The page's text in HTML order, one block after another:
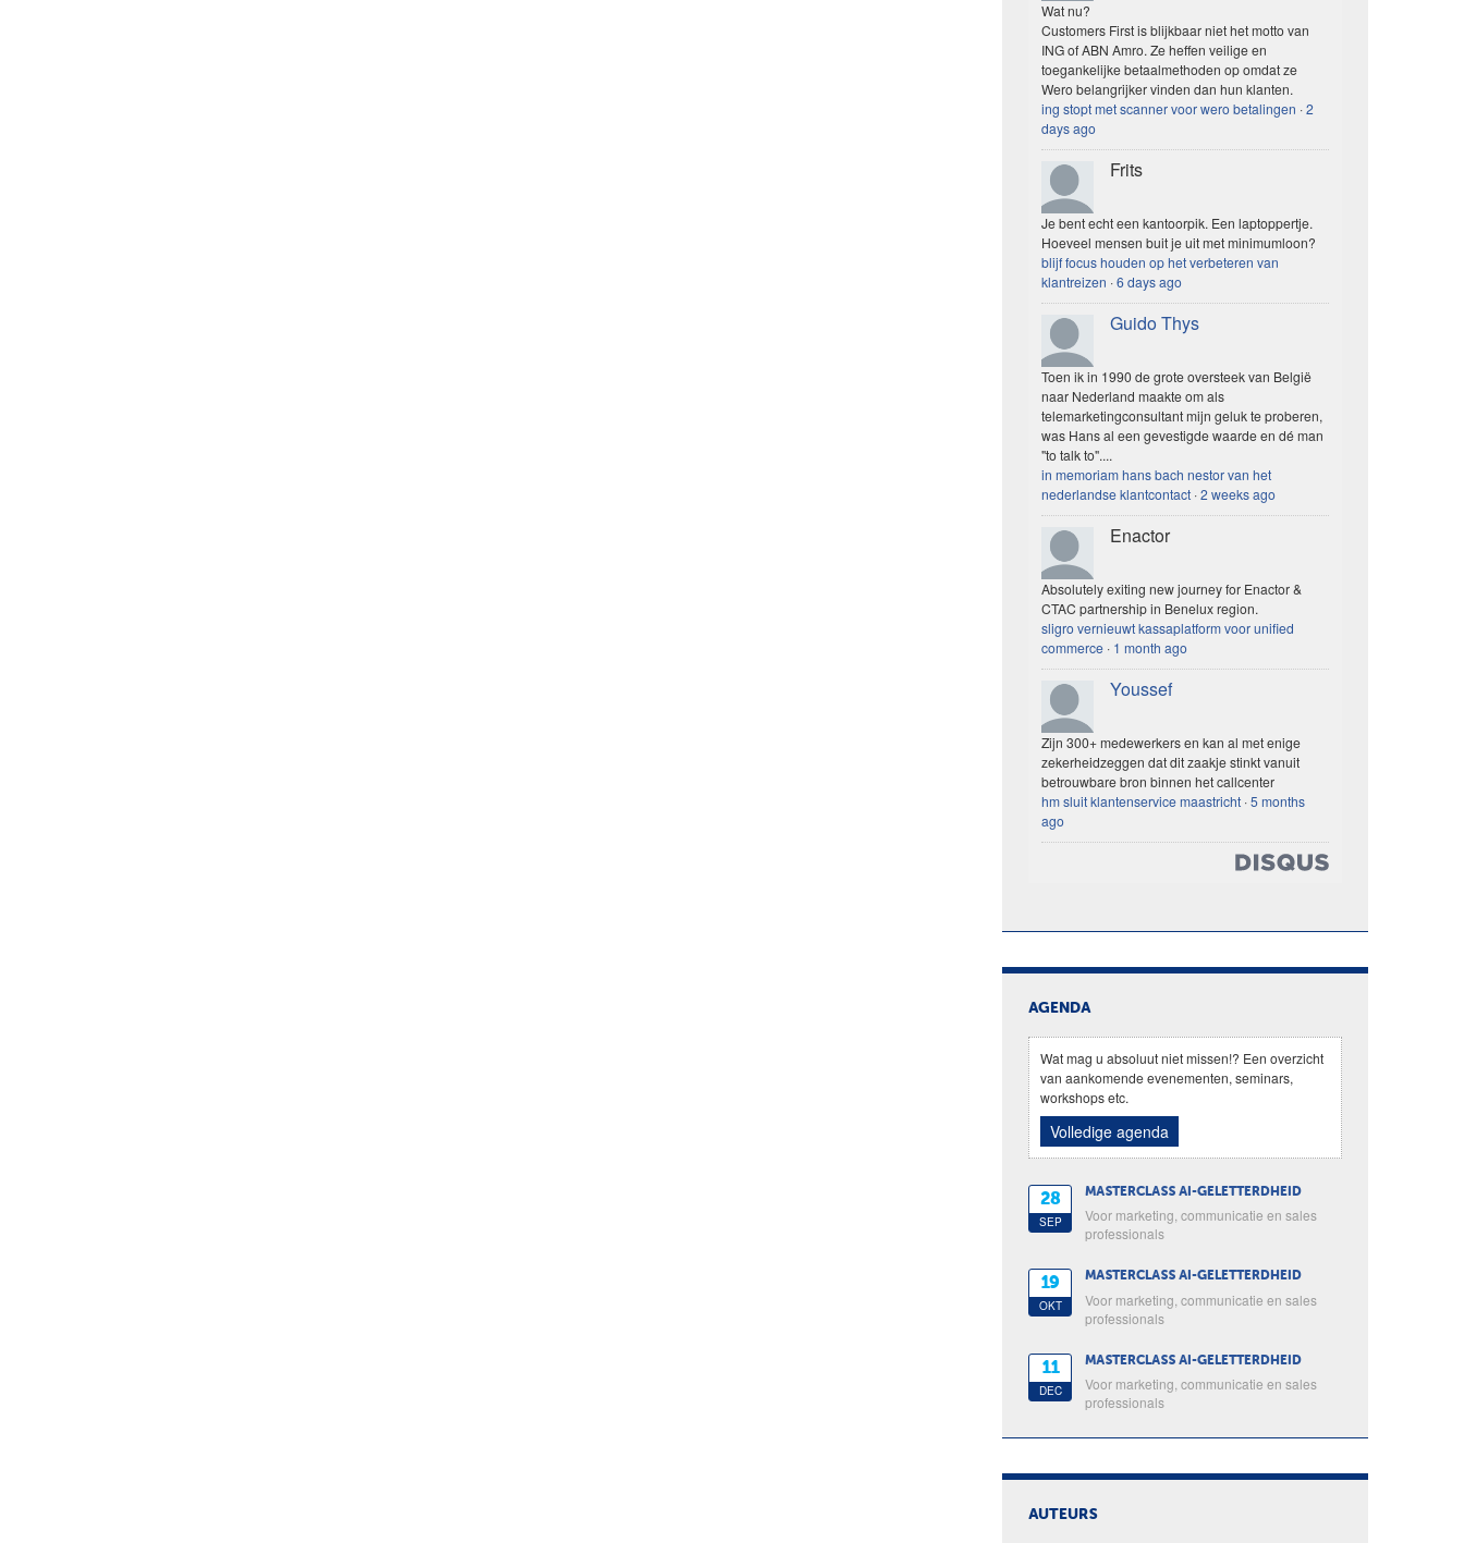
Wat nu?
Customers First is blijkbaar niet het motto van
ING of ABN Amro. Ze heffen veilige en
toegankelijke betaalmethoden op omdat ze
Wero belangrijker vinden dan hun klanten.
ing stopt met scanner voor wero betalingen ·2
days ago
Frits
Je bent echt een kantoorpik. Een laptoppertje.
Hoeveel mensen buit je uit met minimumloon?
blijf focus houden op het verbeteren van
klantreizen ·6 days ago
Guido Thys
Toen ik in 1990 de grote oversteek van België
naar Nederland maakte om als
telemarketingconsultant mijn geluk te proberen,
was Hans al een gevestigde waarde en dé man
"to talk to"....
in memoriam hans bach nestor van het
nederlandse klantcontact ·2 weeks ago
Enactor
Absolutely exiting new journey for Enactor &
CTAC partnership in Benelux region.
sligro vernieuwt kassaplatform voor unified
commerce · 1 month ago
Youssef
Zijn 300+ medewerkers en kan al met enige
zekerheidzeggen dat dit zaakje stinkt vanuit
betrouwbare bron binnen het callcenter
hm sluit klantenservice maastricht ·5 months
ago
AGENDA
Wat mag u absoluut niet missen!? Een overzicht
van aankomende evenementen, seminars,
workshops etc.
Volledige agenda
28
SEP
MASTERCLASS AI-GELETTERDHEID
Voor marketing, communicatie en sales
professionals
19
OKT
MASTERCLASS AI-GELETTERDHEID
Voor marketing, communicatie en sales
professionals
11
DEC
MASTERCLASS AI-GELETTERDHEID
Voor marketing, communicatie en sales
professionals
AUTEURS